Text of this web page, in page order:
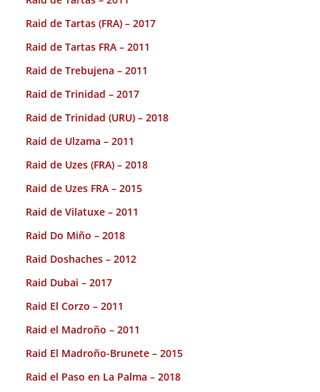
Raid de Tartas (FRA) – 2017
Raid de Tartas FRA – 2011
Raid de Trebujena – 2011
Raid de Trinidad – 2017
Raid de Trinidad (URU) – 2018
Raid de Ulzama – 2011
Raid de Uzes (FRA) – 2018
Raid de Uzes FRA – 2015
Raid de Vilatuxe – 2011
Raid Do Miño – 2018
Raid Doshaches – 2012
Raid Dubai – 2017
Raid El Corzo – 2011
Raid el Madroño – 2011
Raid El Madroño-Brunete – 2015
Raid el Paso en La Palma – 2018